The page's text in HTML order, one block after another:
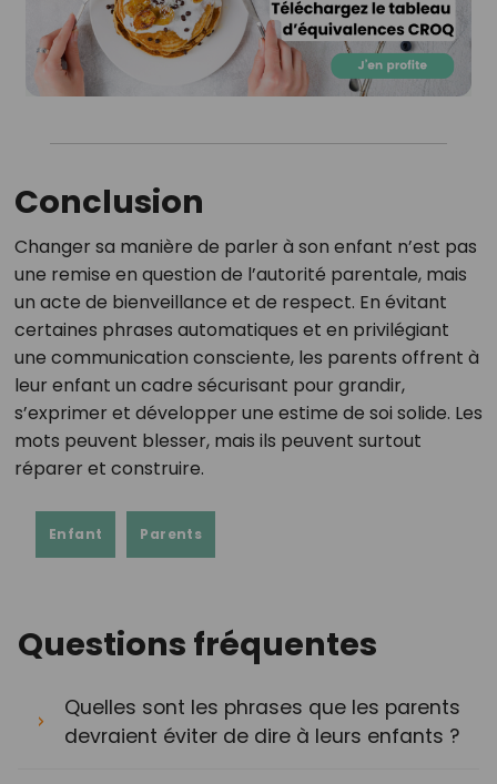
Conclusion
Changer sa manière de parler à son enfant n’est pas
une remise en question de l’autorité parentale, mais
un acte de bienveillance et de respect. En évitant
certaines phrases automatiques et en privilégiant
une communication consciente, les parents offrent à
leur enfant un cadre sécurisant pour grandir,
s’exprimer et développer une estime de soi solide. Les
mots peuvent blesser, mais ils peuvent surtout
réparer et construire.
Enfant Parents
Questions fréquentes
Quelles sont les phrases que les parents
devraient éviter de dire à leurs enfants ?